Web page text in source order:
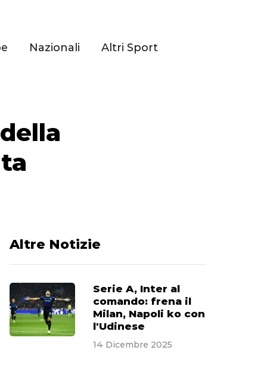
Nazionali Altri Sport
Altre Notizie
Serie A, Inter al
comando: frena il
Milan, Napoli ko con
l'Udinese
14 Dicembre 2025